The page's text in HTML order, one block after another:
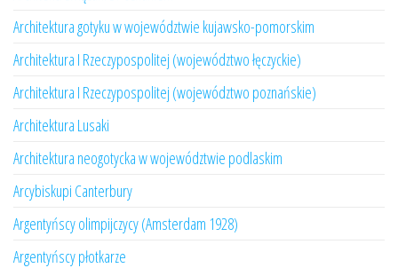
Architektura gotyku w województwie kujawsko-pomorskim
Architektura I Rzeczypospolitej (województwo łęczyckie)
Architektura I Rzeczypospolitej (województwo poznańskie)
Architektura Lusaki
Architektura neogotycka w województwie podlaskim
Arcybiskupi Canterbury
Argentyńscy olimpijczycy (Amsterdam 1928)
Argentyńscy płotkarze